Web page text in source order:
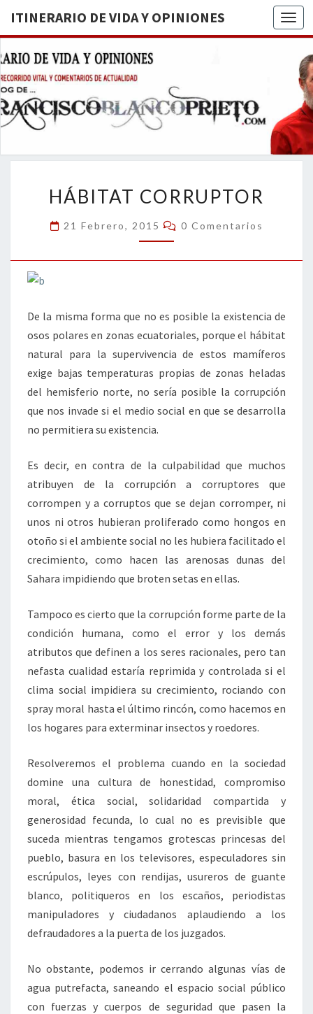
ITINERARIO DE VIDA Y OPINIONES
DE
BREVE
RECORRIDO
VITAL Y
ACTUALIDAD
CORRUPTOR
HÁBITAT CORRUPTOR
21 Febrero, 2015 Comentarios
0 Comentarios
De la misma forma que no es posible la existencia de
osos polares en zonas ecuatoriales, porque el hábitat
natural para la supervivencia de estos mamíferos
exige bajas temperaturas propias de zonas heladas
del hemisferio norte, no sería posible la corrupción
que nos invade si el medio social en que se desarrolla
no permitiera su existencia.
Es decir, en contra de la culpabilidad que muchos
atribuyen de la corrupción a corruptores que
corrompen y a corruptos que se dejan corromper, ni
unos ni otros hubieran proliferado como hongos en
otoño si el ambiente social no les hubiera facilitado el
crecimiento, como hacen las arenosas dunas del
Sahara impidiendo que broten setas en ellas.
Tampoco es cierto que la corrupción forme parte de la
condición humana, como el error y los demás
atributos que definen a los seres racionales, pero tan
nefasta cualidad estaría reprimida y controlada si el
clima social impidiera su crecimiento, rociando con
spray moral hasta el último rincón, como hacemos en
los hogares para exterminar insectos y roedores.
Resolveremos el problema cuando en la sociedad
domine una cultura de honestidad, compromiso
moral, ética social, solidaridad compartida y
generosidad fecunda, lo cual no es previsible que
suceda mientras tengamos grotescas princesas del
pueblo, basura en los televisores, especuladores sin
escrúpulos, leyes con rendijas, usureros de guante
blanco, politiqueros en los escaños, periodistas
manipuladores y ciudadanos aplaudiendo a los
defraudadores a la puerta de los juzgados.
No obstante, podemos ir cerrando algunas vías de
agua putrefacta, saneando el espacio social público
con fuerzas y cuerpos de seguridad que pasen la